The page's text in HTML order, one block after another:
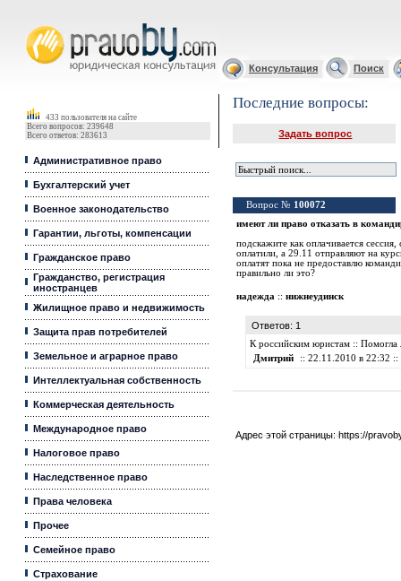
Консультация Поиск
433 пользователя на сайте
Всего вопросов: 239648
Всего ответов: 283613
Административное право
Бухгалтерский учет
Военное законодательство
Гарантии, льготы, компенсации
Гражданское право
Гражданство, регистрация
иностранцев
Жилищное право и недвижимость
Защита прав потребителей
Земельное и аграрное право
Интеллектуальная собственность
Коммерческая деятельность
Международное право
Налоговое право
Наследственное право
Права человека
Прочее
Семейное право
Страхование
Последние вопросы:
Задать вопрос
Вопрос № 100072
имеют ли право отказать в
подскажите как оплачивается
оплатили, а 29.11 отправляют на
оплатят пока не предоставлю
правильно ли это?
надежда :: нижнеудинск
Ответов: 1
К российским юристам :: Помогла
Дмитрий
:: 22.11.2010 в 22:32 ::
Адрес этой страницы: https://